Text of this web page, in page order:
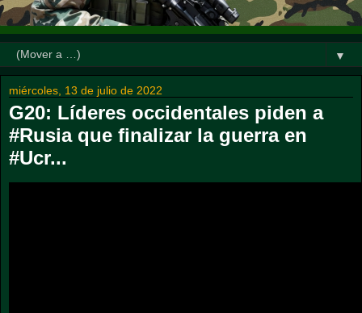
▼
miércoles, 13 de julio de 2022
G20: Líderes occidentales piden a
#Rusia que finalizar la guerra en
#Ucr...